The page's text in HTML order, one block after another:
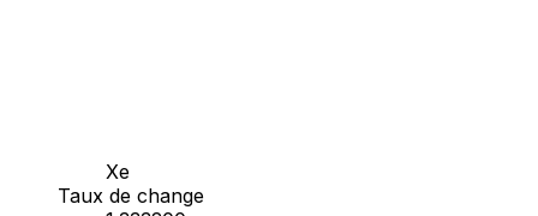
Xe
Taux de change